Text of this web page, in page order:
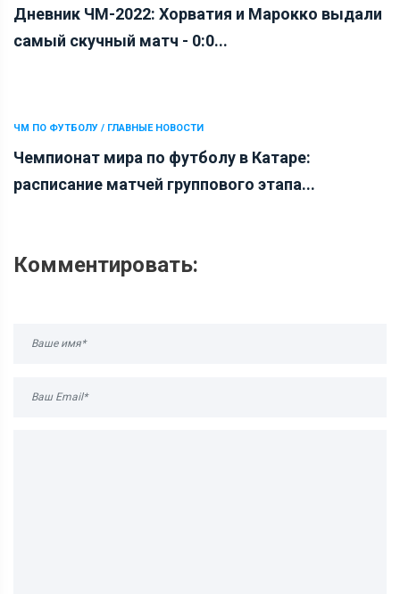
Дневник ЧМ-2022: Хорватия и Марокко выдали
самый скучный матч - 0:0...
ЧМ ПО ФУТБОЛУ / ГЛАВНЫЕ НОВОСТИ
Чемпионат мира по футболу в Катаре:
расписание матчей группового этапа...
Комментировать: